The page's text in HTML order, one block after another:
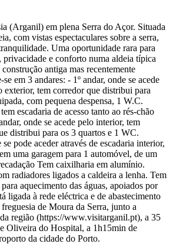
(Arganil) em plena Serra do Açor. Situada
com vistas espectaculares sobre a serra,
Uma oportunidade rara para
privacidade e conforto numa aldeia típica
antiga mas recentemente
em 3 andares: - 1º andar, onde se acede
exterior, tem corredor que distribui para
com pequena despensa, 1 W.C.
escadaria de acesso tanto ao rés-chão
onde se acede pelo interior, tem
distribui para os 3 quartos e 1 WC.
pode aceder através de escadaria interior,
uma garagem para 1 automóvel, de um
Tem caixilharia em alumínio.
radiadores ligados a caldeira a lenha. Tem
aquecimento das águas, apoiados por
ligada à rede eléctrica e de abastecimento
de Moura da Serra, junto a
região (https://www.visitarganil.pt), a 35
Oliveira do Hospital, a 1h15min de
da cidade do Porto.